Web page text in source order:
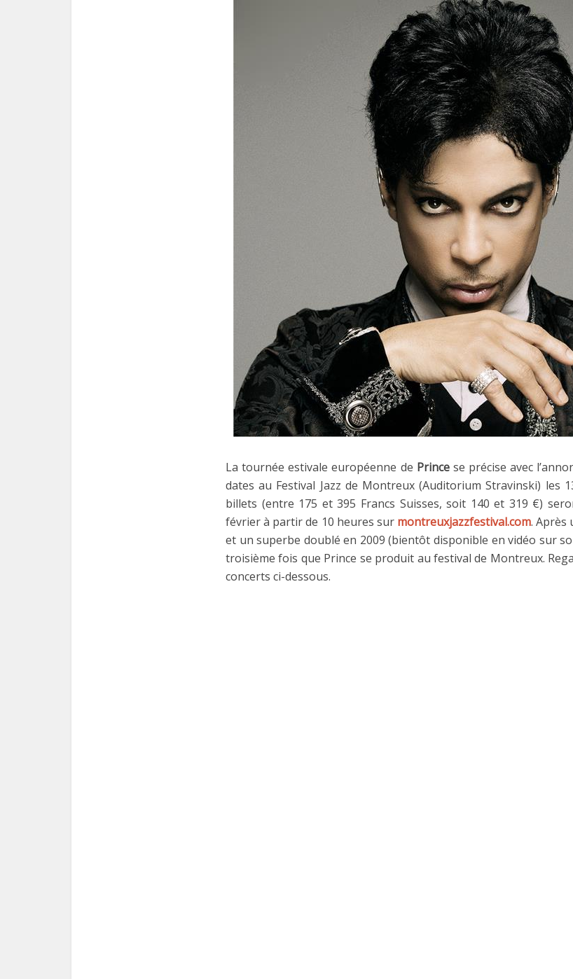
La tournée estivale européenne de Princese précise avec
dates au Festival Jazz de Montreux (Auditorium Stravinski) les
billets (entre 175 et 395 Francs Suisses, soit 140 et 319 €)
février à partir de 10 heures sur montreuxjazzfestival.com. Après
et un superbe doublé en 2009 (bientôt disponible en vidéo sur
troisième fois que Prince se produit au festival de Montreux.
concerts ci-dessous.